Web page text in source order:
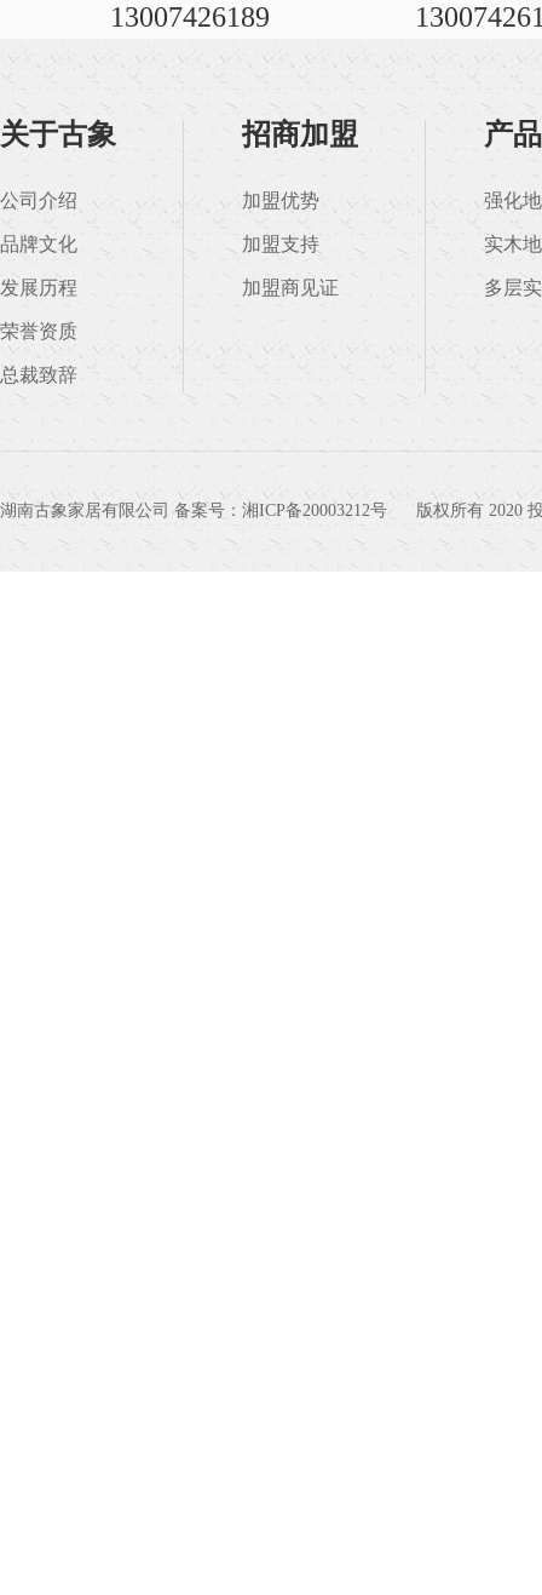
13007426189
关于古象
公司介绍
品牌文化
发展历程
荣誉资质
总裁致辞
招商加盟
加盟优势
加盟支持
加盟商见证
产
强化
实木
多层
湖南古象家居有限公司 备案号： 湘ICP备20003212号 版权所有 2020